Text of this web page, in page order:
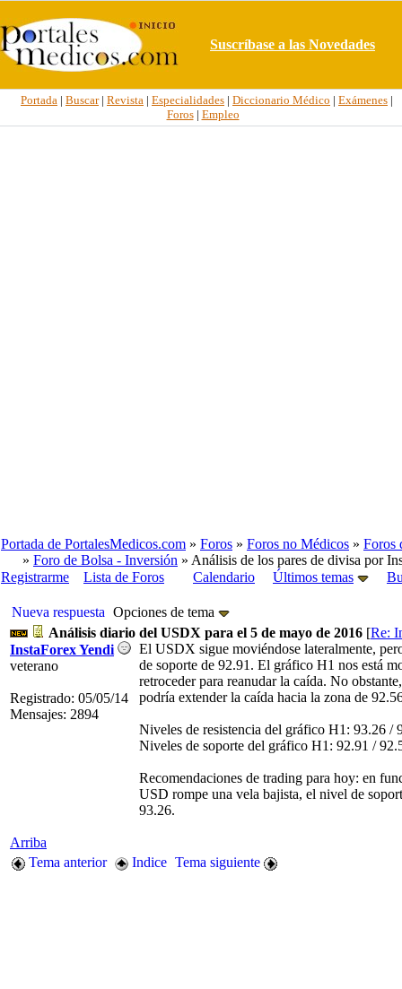
Suscríbase a las Novedades
Portada | Buscar| Revista | Especialidades | Diccionario Médico | Exámenes |
Foros| Empleo
Portada de PortalesMedicos.com » Foros » Foros no Médicos » Foros
» Foro de Bolsa - Inversión » Análisis de los pares de divisa por
Registrarme
Lista de Foros Calendario Últimos temas
Nueva respuesta Opciones de tema
Análisis diario del USDX para el 5 de mayo de 2016 [Re:
InstaForex Yendi
veterano
Registrado: 05/05/14
Mensajes: 2894
El USDX sigue moviéndose lateralmente,
de soporte de 92.91. El gráfico H1 nos está
retroceder para reanudar la caída. No
podría extender la caída hacia la zona de
Niveles de resistencia del gráfico H1: 93.26 /
Niveles de soporte del gráfico H1: 92.91 /
Recomendaciones de trading para hoy: en
USD rompe una vela bajista, el nivel de
93.26.
Arriba
Tema anterior
Indice Tema siguiente